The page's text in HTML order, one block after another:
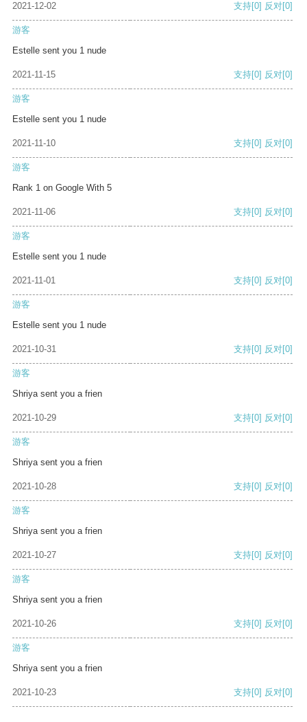
2021-12-02 支持[0] 反对[0]
游客
Estelle sent you 1 nude
2021-11-15 支持[0] 反对[0]
游客
Estelle sent you 1 nude
2021-11-10 支持[0] 反对[0]
游客
Rank 1 on Google With 5
2021-11-06 支持[0] 反对[0]
游客
Estelle sent you 1 nude
2021-11-01 支持[0] 反对[0]
游客
Estelle sent you 1 nude
2021-10-31 支持[0] 反对[0]
游客
Shriya sent you a frien
2021-10-29 支持[0] 反对[0]
游客
Shriya sent you a frien
2021-10-28 支持[0] 反对[0]
游客
Shriya sent you a frien
2021-10-27 支持[0] 反对[0]
游客
Shriya sent you a frien
2021-10-26 支持[0] 反对[0]
游客
Shriya sent you a frien
2021-10-23 支持[0] 反对[0]